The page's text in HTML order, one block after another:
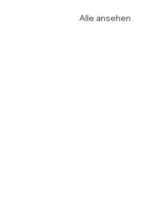
Alle ansehen